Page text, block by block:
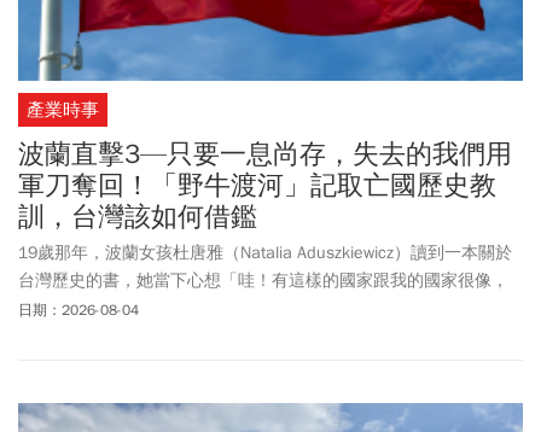
產業時事
波蘭直擊3—只要一息尚存，失去的我們用
軍刀奪回！「野牛渡河」記取亡國歷史教
訓，台灣該如何借鑑
19歲那年，波蘭女孩杜唐雅（Natalia Aduszkiewicz）讀到一本關於
台灣歷史的書，她當下心想「哇！有這樣的國家跟我的國家很像，
是很勇敢的民族，我應該要去看一看。」10多年過去，杜唐雅今年
波蘭人眼中回看台灣，在彼此的交疊中看出差異性與需求互補。
日期：2026-08-04